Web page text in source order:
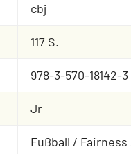
cbj
117 S.
978-3-570-18142-3
Jr
Fußball /